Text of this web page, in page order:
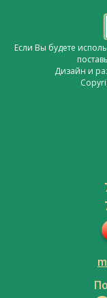
Если Вы будете
Дизайн и